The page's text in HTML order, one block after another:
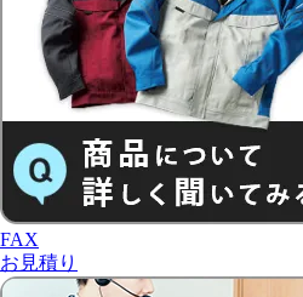
FAX
お見積り